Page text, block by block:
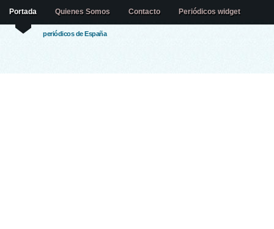
periódicos de España
Portada Quienes Somos Contacto Periódicos widget